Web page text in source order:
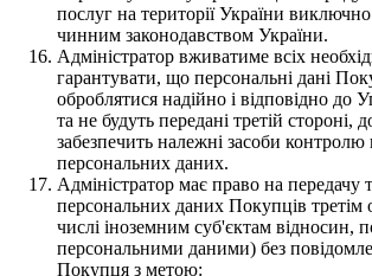
послуг на території України виключно
чинним законодавством України.
Адміністратор вживатиме всіх
гарантувати, що персональні дані
оброблятися надійно і відповідно до
та не будуть передані третій стороні,
забезпечить належні засоби
персональних даних.
Адміністратор має право на передачу
персональних даних Покупців третім
числі іноземним суб'єктам відносин,
персональними даними) без
Покупця з метою: